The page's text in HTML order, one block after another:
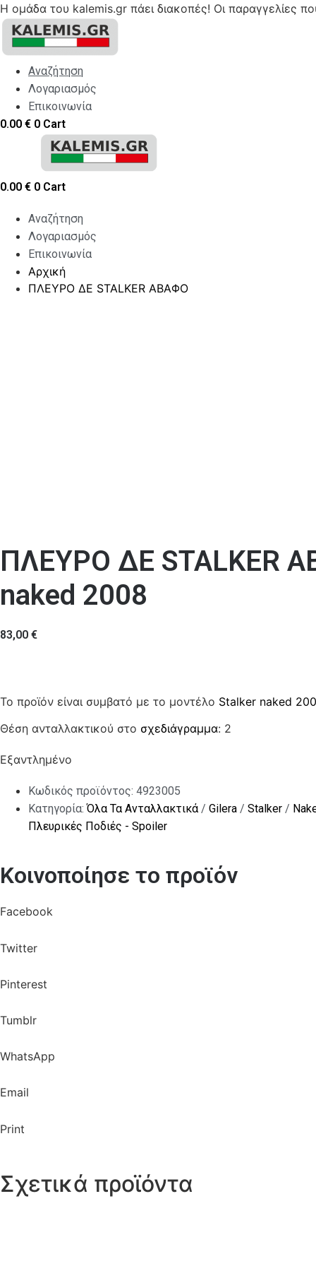
Η ομάδα του kalemis.gr πάει διακοπές! Οι παραγγελίες
Skip
content
Αναζήτηση
Λογαριασμός
Επικοινωνία
0.00 € 0 Cart
0.00 € 0 Cart
Αναζήτηση
Λογαριασμός
Επικοινωνία
Αρχική
ΠΛΕΥΡΟ ΔΕ STALKER AΒΑΦΟ
ΠΛΕΥΡΟ ΔΕ STALKER
naked 2008
83,00 €
Το προϊόν είναι συμβατό με το μοντέλο Stalker naked
Θέση ανταλλακτικού στο σχεδιάγραμμα: 2
Εξαντλημένο
Κωδικός προϊόντος: 4923005
Κατηγορία:Όλα Τα Ανταλλακτικά/ Gilera / Stalker /
Πλευρικές Ποδιές - Spoiler
Κοινοποίησε το προϊόν
Facebook
Twitter
Pinterest
Tumblr
WhatsApp
Email
Print
Σχετικά προϊόντα